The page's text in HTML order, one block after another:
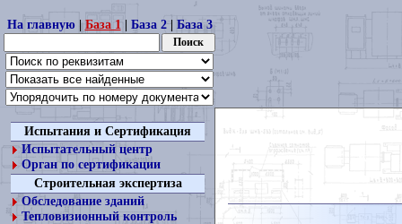
На главную| База 1| База 2| База 3
Испытания и Сертификация
Испытательный центр
Орган по сертификации
Строительная экспертиза
Обследование зданий
Тепловизионный контроль